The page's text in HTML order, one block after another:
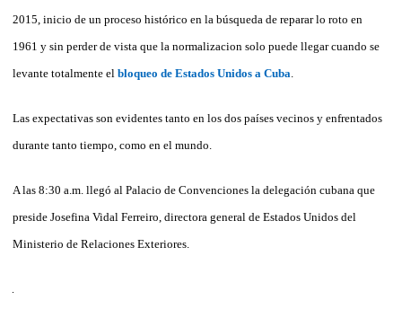
2015, inicio de un proceso histórico en la búsqueda de reparar lo roto en
1961 y sin perder de vista que la normalizacion solo puede llegar cuando se
levante totalmente el bloqueo de Estados Unidos a Cuba
Las expectativas son evidentes tanto en los dos países vecinos y enfrentados
durante tanto tiempo, como en el mundo.
A las 8:30 a.m. llegó al Palacio de Convenciones la delegación cubana que
preside Josefina Vidal Ferreiro, directora general de Estados Unidos del
Ministerio de Relaciones Exteriores.